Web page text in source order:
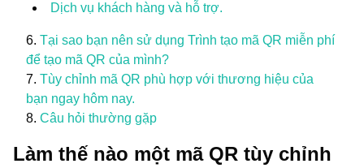
Dịch vụ khách hàng và hỗ trợ.
Tại sao bạn nên sử dụng Trình tạo mã QR miễn phí
để tạo mã QR của mình?
Tùy chỉnh mã QR phù hợp với thương hiệu của
bạn ngay hôm nay.
Câu hỏi thường gặp
Làm thế nào một mã QR tùy chỉnh